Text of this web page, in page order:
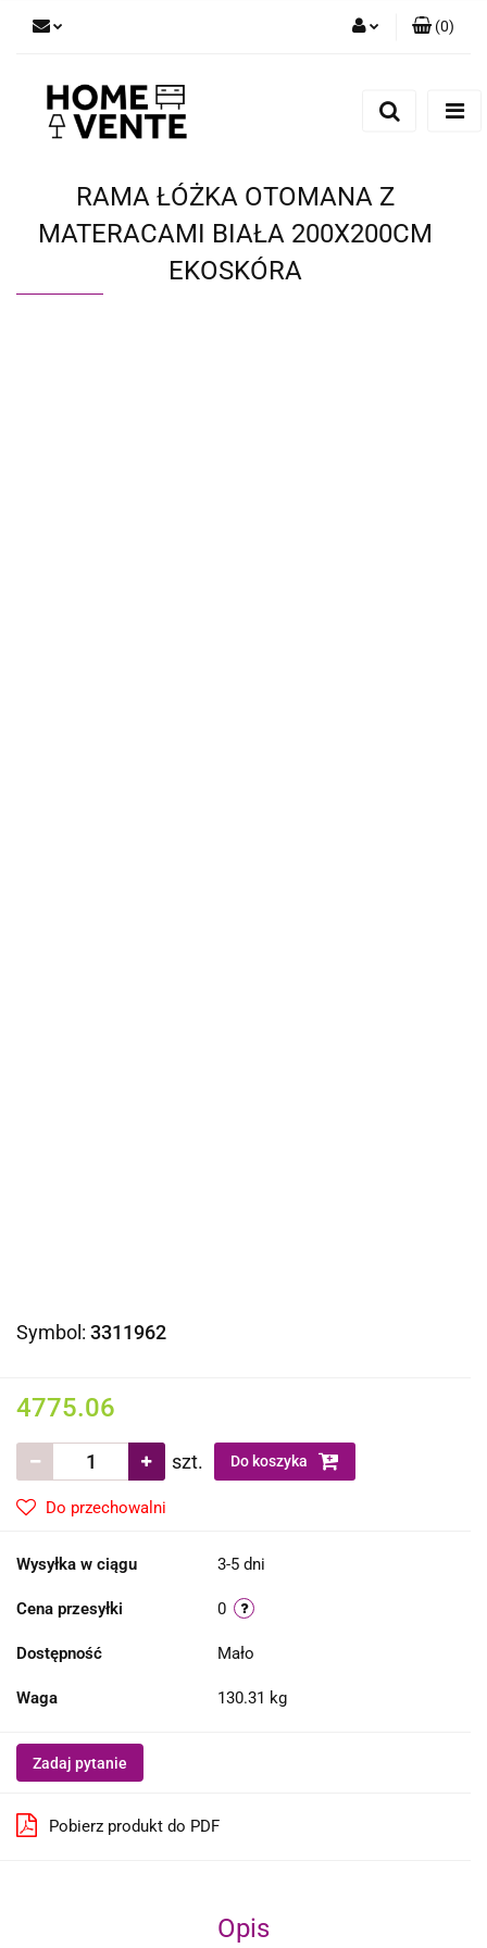
(0)
RAMA ŁÓŻKA OTOMANA Z
MATERACAMI BIAŁA 200X200CM
EKOSKÓRA
Symbol: 3311962
4775.06
szt. Do koszyka
Do przechowalni
Wysyłka w ciągu 3-5 dni
Cena przesyłki 0
Dostępność Mało
Waga 130.31 kg
Zadaj pytanie
Pobierz produkt do PDF
Opis